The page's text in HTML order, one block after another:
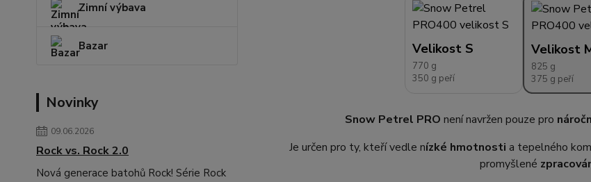
Zimní výbava
Bazar
Novinky
09.06.2026
Rock vs. Rock 2.0
Nová generace batohů Rock! Série Rock
Velikost S
770 g
350 g peří
Velikost
825 g
375 g peří
Snow Petrel PRO není navržen pouze pro
Je určen pro ty, kteří vedle nízké hmotnosti a tepelného
promyšlené